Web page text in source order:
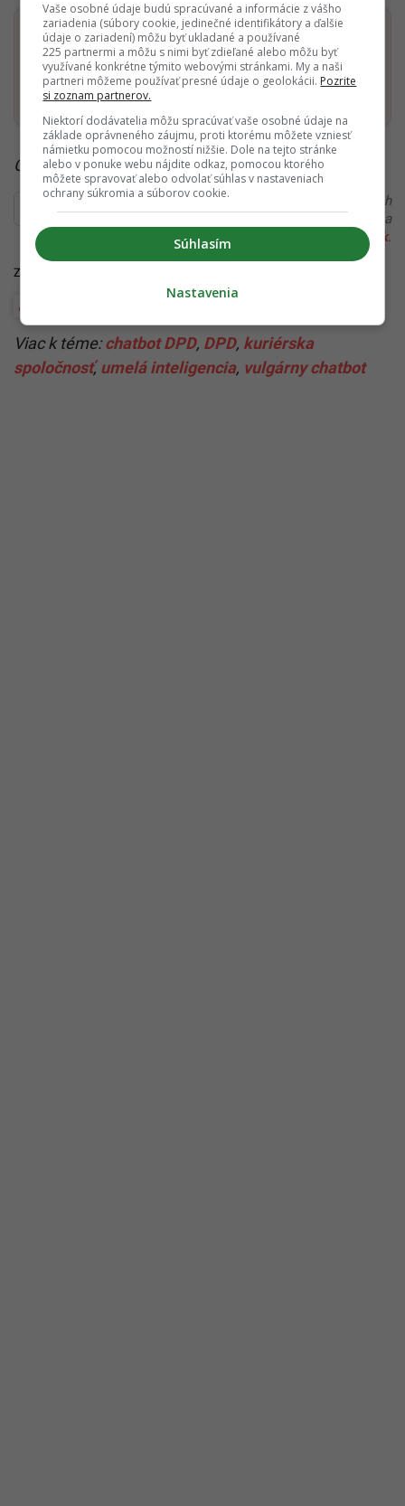
Dostaň Startitup do svojich Google odporúčaní
Pridať ako preferovaný zdroj
Startitup, odkaz sa otvorí v
Čítaj viac z kategórie:Technológie a internet
Ďakujeme, že čítaš Startitup. V prípade, že máš postreh
alebo si našiel v článku chybu, napíš nám na
redakcia@startitup.sk.
Zdroje:
Viac k téme:chatbot DPD, DPD, kuriérska
spoločnosť,umelá inteligencia, vulgárny chatbot
Vaše osobné údaje budú spracúvané a informácie z vášho
zariadenia (súbory cookie, jedinečné identifikátory a ďalšie
údaje o zariadení) môžu byť ukladané a používané
225 partnermi a môžu s nimi byť zdieľané alebo môžu byť
využívané konkrétne týmito webovými stránkami. My a naši
partneri môžeme používať presné údaje o geolokácii. Pozrite
si zoznam partnerov.
Niektorí dodávatelia môžu spracúvať vaše osobné údaje na
základe oprávneného záujmu, proti ktorému môžete vzniesť
námietku pomocou možností nižšie. Dole na tejto stránke
alebo v ponuke webu nájdite odkaz, pomocou ktorého
môžete spravovať alebo odvolať súhlas v nastaveniach
ochrany súkromia a súborov cookie.
Súhlasím
Nastavenia